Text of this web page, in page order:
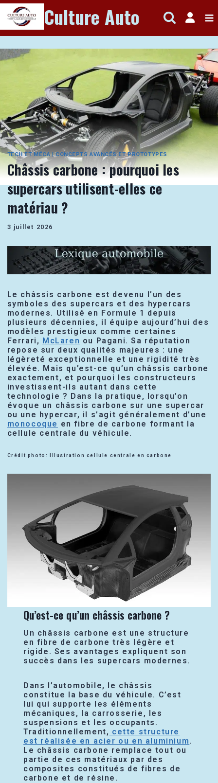
Aller
au
contenu
Culture Auto
TECH ET MÉCA|CONCEPTS AVANCÉS ET PROTOTYPES
Châssis carbone : pourquoi les
supercars utilisent-elles ce
matériau ?
3 juillet 2026
Le châssis carbone est devenu l’un des
symboles des supercars et des hypercars
modernes. Utilisé en Formule 1 depuis
plusieurs décennies, il équipe aujourd’hui des
modèles prestigieux comme certaines
Ferrari, McLaren ou Pagani. Sa réputation
repose sur deux qualités majeures : une
légèreté exceptionnelle et une rigidité très
élevée. Mais qu’est-ce qu’un châssis carbone
exactement, et pourquoi les constructeurs
investissent-ils autant dans cette
technologie ? Dans la pratique, lorsqu’on
évoque un châssis carbone sur une supercar
ou une hypercar, il s’agit généralement d’une
monocoque en fibre de carbone formant la
cellule centrale du véhicule.
Crédit photo: Illustration cellule centrale en carbone
Qu’est-ce qu’un châssis carbone ?
Un châssis carbone est une structure
en fibre de carbone très légère et
rigide. Ses avantages expliquent son
succès dans les supercars modernes.
Dans l’automobile, le châssis
constitue la base du véhicule. C’est
lui qui supporte les éléments
mécaniques, la carrosserie, les
suspensions et les occupants.
Traditionnellement, cette structure
est réalisée en acier ou en aluminium.
Le châssis carbone remplace tout ou
partie de ces matériaux par des
composites constitués de fibres de
carbone et de résine.